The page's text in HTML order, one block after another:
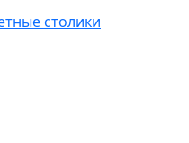
столики